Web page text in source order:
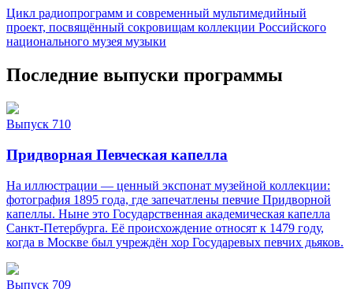
Цикл радиопрограмм и современный мультимедийный
проект, посвящённый сокровищам коллекции Российского
национального музея музыки
Последние выпуски программы
Выпуск 710
Придворная Певческая капелла
На иллюстрации — ценный экспонат музейной коллекции:
фотография 1895 года, где запечатлены певчие Придворной
капеллы. Ныне это Государственная академическая капелла
Санкт‑Петербурга. Её происхождение относят к 1479 году,
когда в Москве был учреждён хор Государевых певчих дьяков.
Выпуск 709